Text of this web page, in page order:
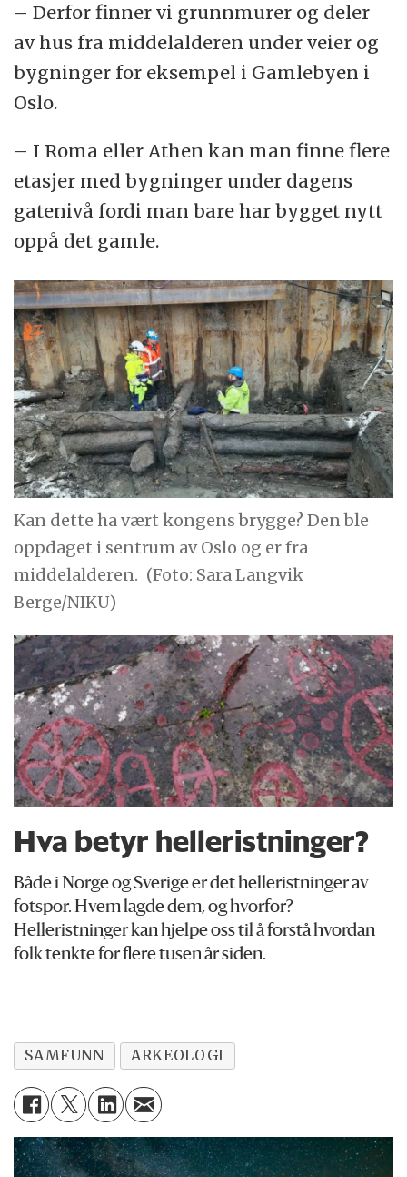
– Derfor finner vi grunnmurer og deler
av hus fra middelalderen under veier og
bygninger for eksempel i Gamlebyen i
Oslo.
– I Roma eller Athen kan man finne flere
etasjer med bygninger under dagens
gatenivå fordi man bare har bygget nytt
oppå det gamle.
Kan dette ha vært kongens brygge? Den ble
oppdaget i sentrum av Oslo og er fra
middelalderen. (Foto: Sara Langvik
Berge/NIKU)
Hva betyr helleristninger?
Både i Norge og Sverige er det helleristninger av
fotspor. Hvem lagde dem, og hvorfor?
Helleristninger kan hjelpe oss til å forstå hvordan
folk tenkte for flere tusen år siden.
SAMFUNN ARKEOLOGI